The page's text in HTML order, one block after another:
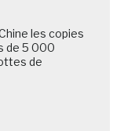
les copies
de 5 000
de